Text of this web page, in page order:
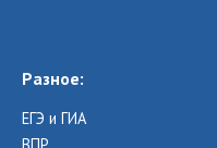
Разное:
ЕГЭ и ГИА